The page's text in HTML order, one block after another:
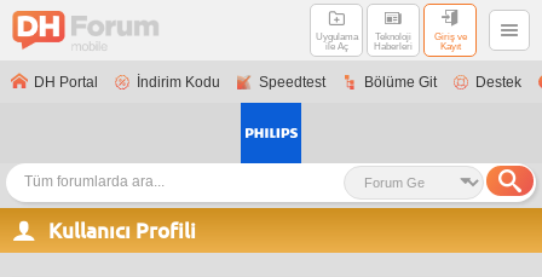
Uygulama
ile Aç
Teknoloji
Haberleri
Giriş ve
Kayıt
DH Portal İndirim Kodu Speedtest Bölüme Git Destek
Kullanıcı Profili